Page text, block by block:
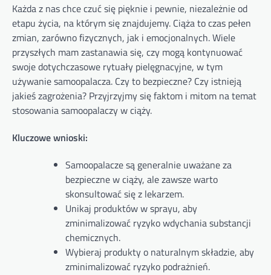
Każda z nas chce czuć się pięknie i pewnie, niezależnie od
etapu życia, na którym się znajdujemy. Ciąża to czas pełen
zmian, zarówno fizycznych, jak i emocjonalnych. Wiele
przyszłych mam zastanawia się, czy mogą kontynuować
swoje dotychczasowe rytuały pielęgnacyjne, w tym
używanie samoopalacza. Czy to bezpieczne? Czy istnieją
jakieś zagrożenia? Przyjrzyjmy się faktom i mitom na temat
stosowania samoopalaczy w ciąży.
Kluczowe wnioski:
Samoopalacze są generalnie uważane za
bezpieczne w ciąży, ale zawsze warto
skonsultować się z lekarzem.
Unikaj produktów w sprayu, aby
zminimalizować ryzyko wdychania substancji
chemicznych.
Wybieraj produkty o naturalnym składzie, aby
zminimalizować ryzyko podrażnień.